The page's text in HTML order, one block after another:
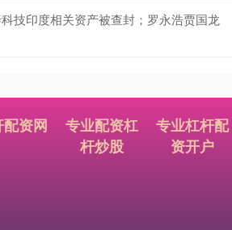
技印度相关资产被查封；罗永浩贾国龙
资网
专业配资杠
杆炒股
专业杠杆配
资开户